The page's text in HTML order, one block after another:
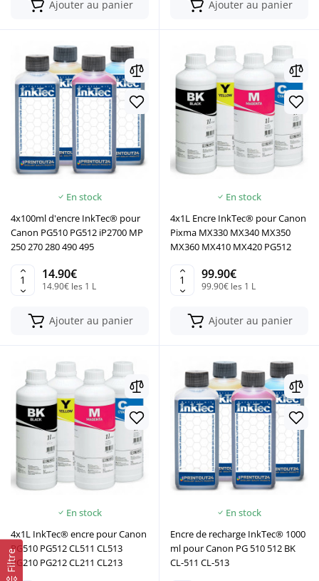
Filtre
Ajouter au panier Ajouter au panier
En stock
4x100ml d'encre InkTec® pour
Canon PG510 PG512 iP2700 MP
250 270 280 490 495
14.90€
14.90€ les 1 L
Ajouter au panier
En stock
4x1L Encre InkTec® pour Canon
Pixma MX330 MX340 MX350
MX360 MX410 MX420 PG512
99.90€
99.90€ les 1 L
Ajouter au panier
En stock
4x1L InkTec® encre pour Canon
PG510 PG512 CL511 CL513
PG210 PG212 CL211 CL213
En stock
Encre de recharge InkTec® 1000
ml pour Canon PG 510 512 BK
CL-511 CL-513